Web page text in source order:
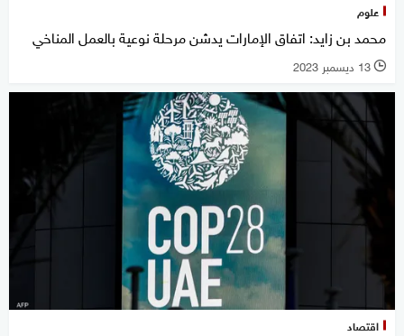
علوم
محمد بن زايد: اتفاق الإمارات يدشن مرحلة نوعية بالعمل المناخي
l 13 ديسمبر 2023
اقتصاد